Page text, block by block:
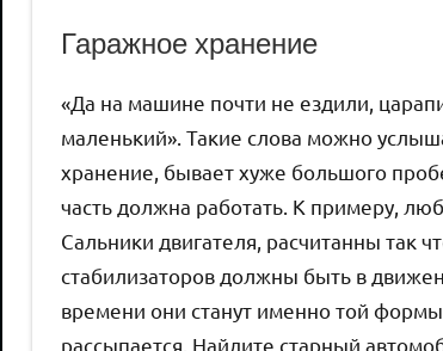
Гаражное хранение
«Да на машине почти не ездили,
маленький». Такие слова можно
хранение, бывает хуже большого
часть должна работать. К примеру,
Сальники двигателя, расчитанны так
стабилизаторов должны быть в
времени они станут именно той
рассыпается. Найдите старный